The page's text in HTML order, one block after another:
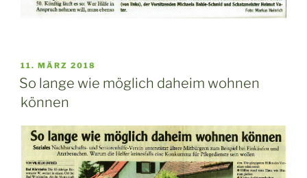
VERÖFFENTLICHT
AM
11. MÄRZ 2018
So lange wie möglich daheim wohnen
können